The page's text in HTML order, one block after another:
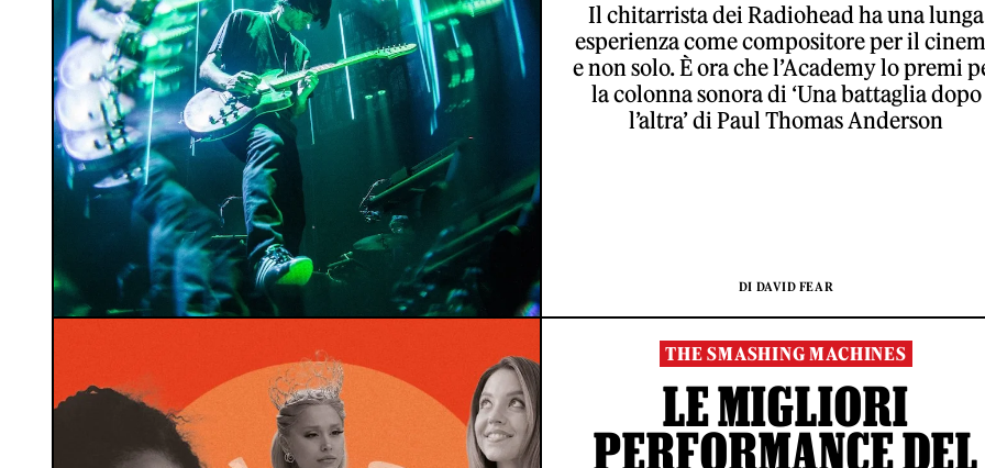
Il chitarrista dei Radiohead ha una lunga
esperienza come compositore per il
e non solo. È ora che l’Academy lo premi
la colonna sonora di ‘Una battaglia dopo
l’altra’ di Paul Thomas Anderson
DI DAVID FEAR
THE SMASHING MACHINES
LE MIGLIORI
PERFORMANCE DEL